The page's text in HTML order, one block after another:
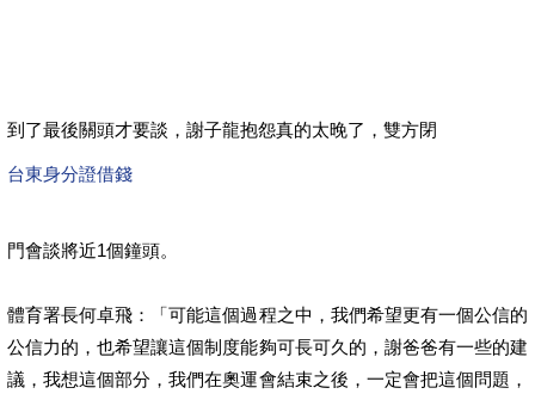
到了最後關頭才要談，謝子龍抱怨真的太晚了，雙方閉
台東身分證借錢
門會談將近1個鐘頭。
體育署長何卓飛：「可能這個過程之中，我們希望更有一個公信的
公信力的，也希望讓這個制度能夠可長可久的，謝爸爸有一些的建
議，我想這個部分，我們在奧運會結束之後，一定會把這個問題，